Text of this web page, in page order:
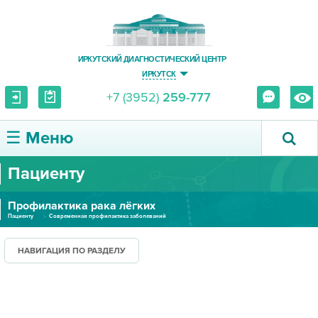
ИРКУТСКИЙ ДИАГНОСТИЧЕСКИЙ ЦЕНТР
ИРКУТСК
+7 (3952) 259-777
☰ Меню
О ЦЕНТРЕ
УСЛУГИ И ЦЕНЫ
ПАЦИЕНТУ
Пациенту
Профилактика рака лёгких
Пациенту Современная профилактика заболеваний
НАВИГАЦИЯ ПО РАЗДЕЛУ